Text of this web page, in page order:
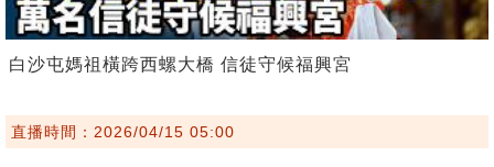
白沙屯媽祖橫跨西螺大橋 信徒守候福興宮
直播時間：2026/04/15 05:00